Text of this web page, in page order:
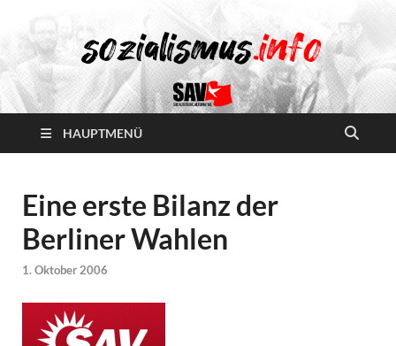
HAUPTMENÜ
Eine erste Bilanz der
Berliner Wahlen
1. Oktober 2006